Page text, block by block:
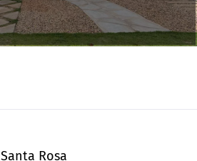
Santa Rosa